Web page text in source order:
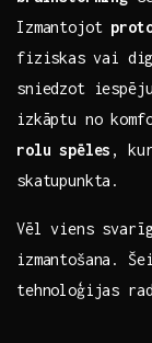
Izmantojot
fiziskas ⁣vai
sniedzot
izkāptu no
rolu spēles ,
skatupunkta.
Vēl viens
izmantošana.
tehnoloģijas